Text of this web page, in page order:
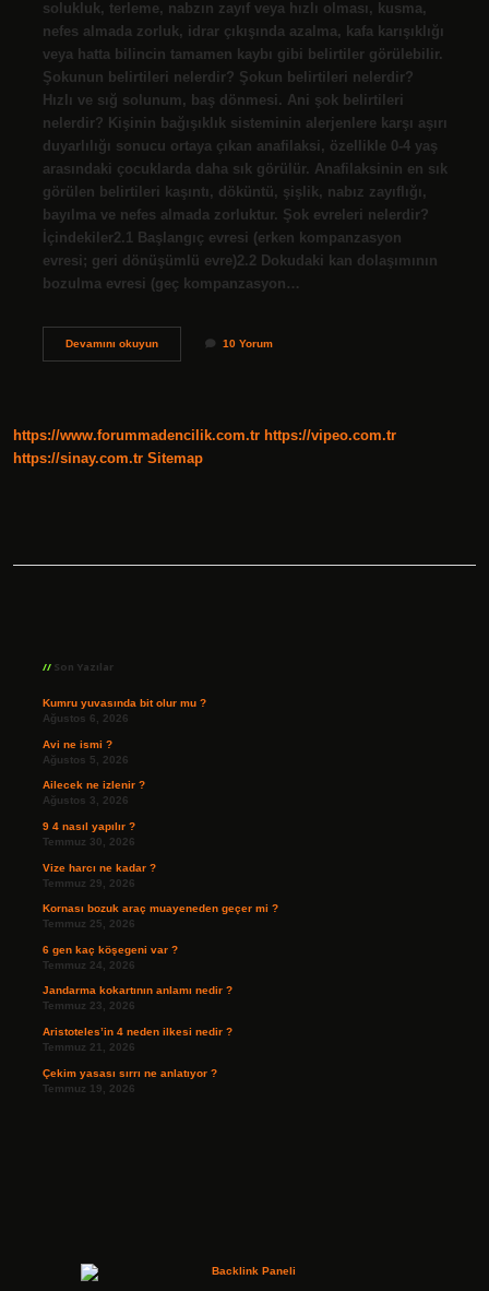
solukluk, terleme, nabzın zayıf veya hızlı olması, kusma,
nefes almada zorluk, idrar çıkışında azalma, kafa karışıklığı
veya hatta bilincin tamamen kaybı gibi belirtiler görülebilir.
Şokunun belirtileri nelerdir? Şokun belirtileri nelerdir?
Hızlı ve sığ solunum, baş dönmesi. Ani şok belirtileri
nelerdir? Kişinin bağışıklık sisteminin alerjenlere karşı aşırı
duyarlılığı sonucu ortaya çıkan anafilaksi, özellikle 0-4 yaş
arasındaki çocuklarda daha sık görülür. Anafilaksinin en sık
görülen belirtileri kaşıntı, döküntü, şişlik, nabız zayıflığı,
bayılma ve nefes almada zorluktur. Şok evreleri nelerdir?
İçindekiler2.1 Başlangıç ​​evresi (erken kompanzasyon
evresi; geri dönüşümlü evre)2.2 Dokudaki kan dolaşımının
bozulma evresi (geç kompanzasyon…
Devamını okuyunŞokta
10 Yorum
https://www.forummadencilik.com.tr https://vipeo.com.tr
https://sinay.com.tr Sitemap
Son Yazılar
Kumru yuvasında bit olur mu ?
Ağustos 6, 2026
Avi ne ismi ?
Ağustos 5, 2026
Ailecek ne izlenir ?
Ağustos 3, 2026
9 4 nasıl yapılır ?
Temmuz 30, 2026
Vize harcı ne kadar ?
Temmuz 29, 2026
Kornası bozuk araç muayeneden geçer mi ?
Temmuz 25, 2026
6 gen kaç köşegeni var ?
Temmuz 24, 2026
Jandarma kokartının anlamı nedir ?
Temmuz 23, 2026
Aristoteles’in 4 neden ilkesi nedir ?
Temmuz 21, 2026
Çekim yasası sırrı ne anlatıyor ?
Temmuz 19, 2026